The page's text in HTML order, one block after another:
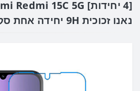
נאנו זכוכית 9H יחידה אחת סקרין מובייל